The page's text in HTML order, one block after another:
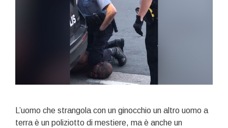
L’uomo che strangola con un ginocchio un altro uomo a
terra è un poliziotto di mestiere, ma è anche un